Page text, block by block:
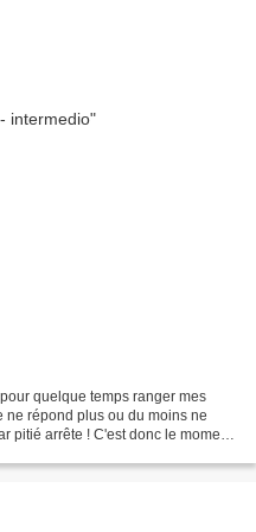
quelque temps ranger mes
répond plus ou du moins ne
pitié arrête ! C'est donc le moment